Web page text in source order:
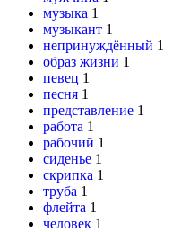
музыка 1
музыкант 1
непринуждённый 1
образ жизни 1
певец 1
песня 1
представление 1
работа 1
рабочий 1
сиденье 1
скрипка 1
труба 1
флейта 1
человек 1